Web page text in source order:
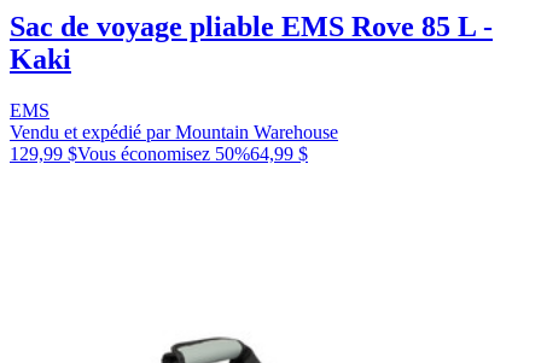
Sac de voyage pliable EMS Rove 85 L -
Kaki
EMS
Vendu et expédié par Mountain Warehouse
129,99 $Vous économisez 50%64,99 $